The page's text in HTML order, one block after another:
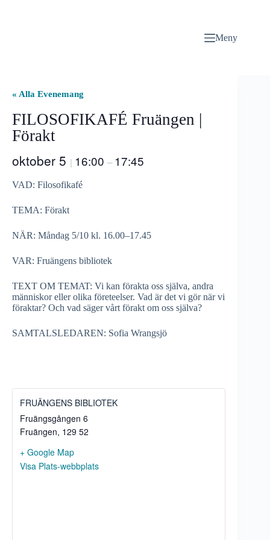
Meny
« Alla Evenemang
FILOSOFIKAFÉ Fruängen |
Förakt
oktober 5 | 16:00 – 17:45
VAD: Filosofikafé
TEMA: Förakt
NÄR: Måndag 5/10 kl. 16.00–17.45
VAR: Fruängens bibliotek
TEXT OM TEMAT: Vi kan förakta oss själva, andra
människor eller olika företeelser. Vad är det vi gör när vi
föraktar? Och vad säger vårt förakt om oss själva?
SAMTALSLEDAREN: Sofia Wrangsjö
FRUÄNGENS BIBLIOTEK
Fruängsgången 6
Fruängen, 129 52
+ Google Map
Visa Plats-webbplats